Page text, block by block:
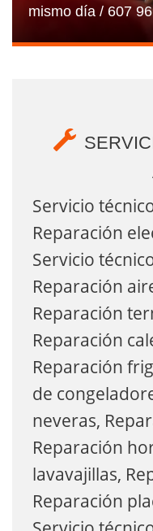
mismo día / 607
Servicio
Reparación
Servicio
Reparación
Reparación
Reparación
Reparación
de
neveras,
Reparación
lavavajillas,
Reparación